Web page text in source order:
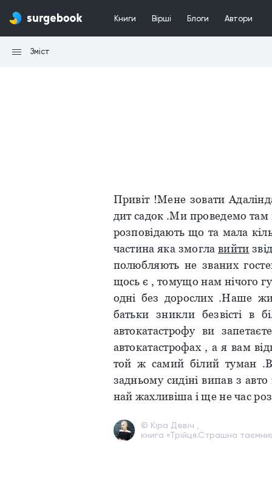
Книги Вірші Блоги Автори
Зміст
Привіт !Мене зовати
дит садок .Ми проведемо там
розповідають що та мала
частина яка змоглавийти
полюбляють не званих
щось є , томущо нам нічого
одні без дорослих .Наше
батьки зникли безвісті в
автокатастрофу ви
автокатастрофах , а я вам
той ж самий білий туман
задньому сидіні випав з
най жахливіша і ще не час
© Кіра Девіч ,
книга «Трійця.Страшна